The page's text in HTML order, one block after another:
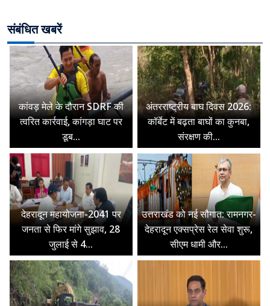
संबंधित खबरें
कांवड़ मेले के दौरान SDRF की
त्वरित कार्रवाई, कांगड़ा घाट पर
डूब...
अंतरराष्ट्रीय बाघ दिवस 2026:
कॉर्बेट में बढ़ता बाघों का कुनबा,
संरक्षण की...
देहरादून महायोजना-2041 पर
जनता से फिर मांगे सुझाव, 28
जुलाई से 4...
उत्तराखंड को नई सौगात: रामनगर-
देहरादून एक्सप्रेस रेल सेवा शुरू,
सीएम धामी और...